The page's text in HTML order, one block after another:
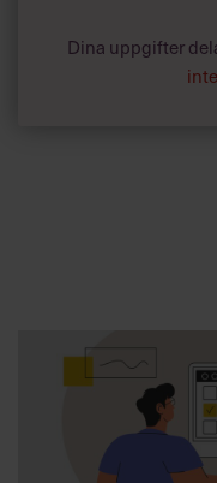
Dina uppgifter